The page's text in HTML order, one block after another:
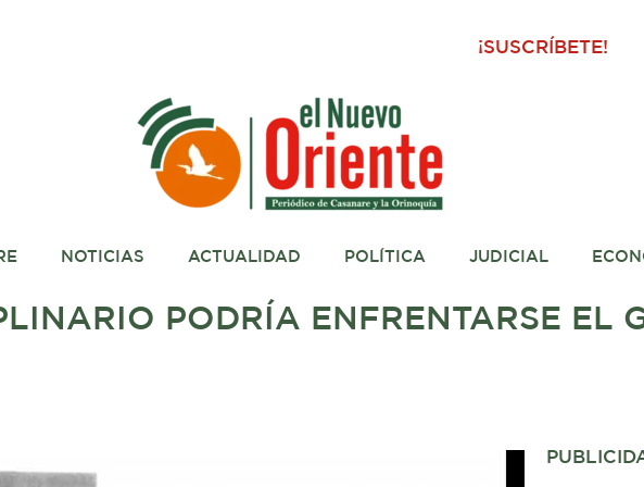
¡SUSCRÍBETE!
NOTICIAS ACTUALIDAD POLÍTICA JUDICIAL
PODRÍA ENFRENTARSE EL